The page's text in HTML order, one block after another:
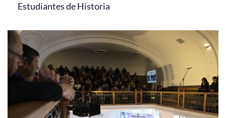
Estudiantes de Historia